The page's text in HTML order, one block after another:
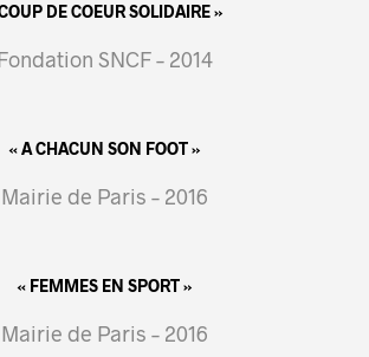
DE COEUR SOLIDAIRE »
SNCF – 2014
« A CHACUN SON FOOT »
Mairie de Paris – 2016
« FEMMES EN SPORT »
Mairie de Paris – 2016